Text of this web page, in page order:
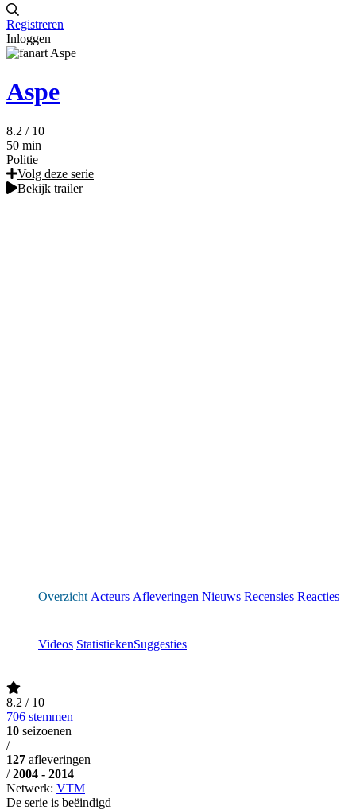
Registreren
Inloggen
Aspe
8.2 / 10
50 min
Politie
Volg deze serie
Bekijk trailer
Overzicht Acteurs Afleveringen Nieuws Recensies Reacties
Videos StatistiekenSuggesties
8.2 / 10
706 stemmen
10 seizoenen
/
127 afleveringen
/ 2004 - 2014
Netwerk: VTM
De serie is beëindigd